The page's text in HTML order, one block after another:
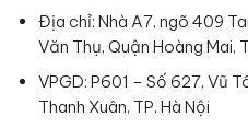
Địa chỉ: Nhà A7, ngõ 409
Văn Thụ, Quận Hoàng Mai,
VPGD: P601 – Số 627, Vũ
Thanh Xuân, TP. Hà Nội